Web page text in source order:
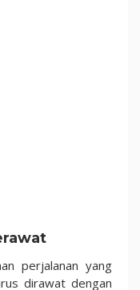
perjalanan yang
dirawat dengan